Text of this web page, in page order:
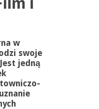
i
w
swoje
jedną